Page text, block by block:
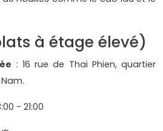
à étage élevé)
: 16 rue de Thai Phien, quartier
- 21:00